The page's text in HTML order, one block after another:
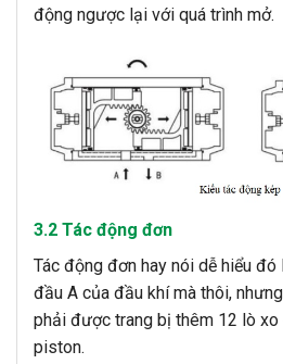
động ngược lại với quá trình mở.
3.2 Tác động đơn
Tác động đơn hay nói dễ hiểu đó
đầu A của đầu khí mà thôi,
phải được trang bị thêm 12 lò xo
piston.